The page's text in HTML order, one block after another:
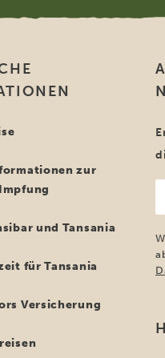
zur
und Tansania
für Tansania
Versicherung